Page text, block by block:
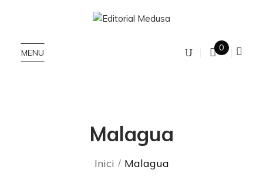
MENU 0
Malagua
Inici Malagua